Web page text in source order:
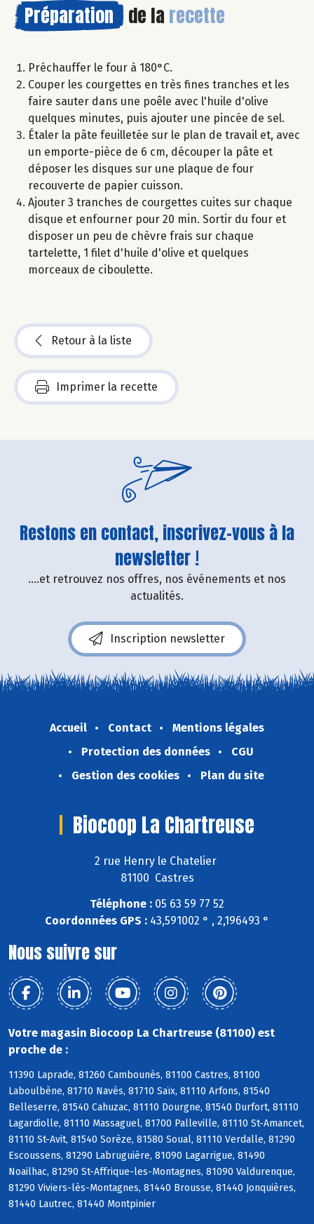
Préparation de la recette
Préchauffer le four à 180°C.
Couper les courgettes en très fines tranches et les
faire sauter dans une poêle avec l'huile d'olive
quelques minutes, puis ajouter une pincée de sel.
Étaler la pâte feuilletée sur le plan de travail et, avec
un emporte-pièce de 6 cm, découper la pâte et
déposer les disques sur une plaque de four
recouverte de papier cuisson.
Ajouter 3 tranches de courgettes cuites sur chaque
disque et enfourner pour 20 min. Sortir du four et
disposer un peu de chèvre frais sur chaque
tartelette, 1 filet d'huile d'olive et quelques
morceaux de ciboulette.
Retour à la liste
Imprimer la recette
Restons en contact, inscrivez-vous à la
newsletter !
....et retrouvez nos offres, nos événements et nos
actualités.
Inscription newsletter
Accueil Contact
Mentions légales
Protection des données
CGU
Gestion des cookies
Plan du site
Biocoop La Chartreuse
2 rue Henry le Chatelier
81100 Castres
Téléphone : 05 63 59 77 52
Coordonnées GPS : 43,591002 ° , 2,196493 °
Nous suivre sur
Votre magasin Biocoop La Chartreuse (81100) est
proche de :
11390 Laprade, 81260 Cambounès, 81100 Castres, 81100
Laboulbène, 81710 Navès, 81710 Saïx, 81110 Arfons, 81540
Belleserre, 81540 Cahuzac, 81110 Dourgne, 81540 Durfort, 81110
Lagardiolle, 81110 Massaguel, 81700 Palleville, 81110 St-Amancet,
81110 St-Avit, 81540 Sorèze, 81580 Soual, 81110 Verdalle, 81290
Escoussens, 81290 Labruguière, 81090 Lagarrigue, 81490
Noailhac, 81290 St-Affrique-les-Montagnes, 81090 Valdurenque,
81290 Viviers-lès-Montagnes, 81440 Brousse, 81440 Jonquières,
81440 Lautrec, 81440 Montpinier